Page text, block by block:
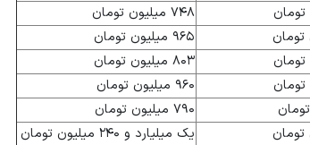
۷۴۸ میلیون تومان
۹۶۵ میلیون تومان
۸۰۳ میلیون تومان
۹۶۰ میلیون تومان
۷۹۰ میلیون تومان
یک میلیارد و ۲۴۰ میلیون تومان